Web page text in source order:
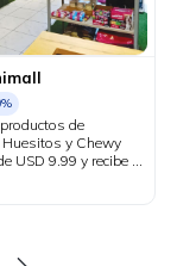
de
y Chewy
USD 9.99 y recibe el
en tu factura
tu tarjeta Diners